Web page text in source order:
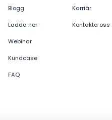
Blogg
Ladda ner
Webinar
Kundcase
FAQ
Karriär
Kontakta oss